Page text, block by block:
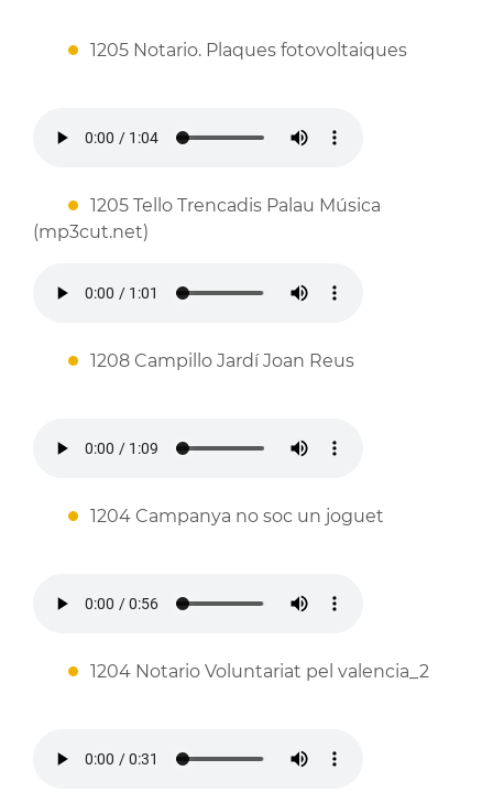
1205 Notario. Plaques fotovoltaiques
1205 Tello Trencadis Palau Música
(mp3cut.net)
1208 Campillo Jardí Joan Reus
1204 Campanya no soc un joguet
1204 Notario Voluntariat pel valencia_2